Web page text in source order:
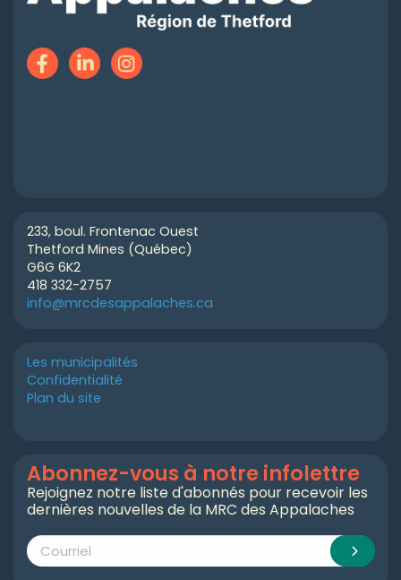
233, boul. Frontenac Ouest
Thetford Mines (Québec)
G6G 6K2
418 332-2757
info@mrcdesappalaches.ca
Les municipalités
Confidentialité
Plan du site
Abonnez-vous à notre infolettre
Rejoignez notre liste d'abonnés pour recevoir les
dernières nouvelles de la MRC des Appalaches